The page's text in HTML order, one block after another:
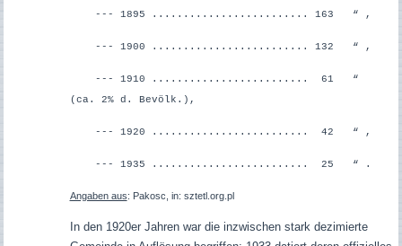
--- 1895 ......................... 163 “ ,
--- 1900 ......................... 132 “ ,
--- 1910 ......................... 61 “
(ca. 2% d. Bevölk.),
--- 1920 ......................... 42 “ ,
--- 1935 ......................... 25 “ .
Angaben aus: Pakosc, in: sztetl.org.pl
In den 1920er Jahren war die inzwischen stark dezimierte